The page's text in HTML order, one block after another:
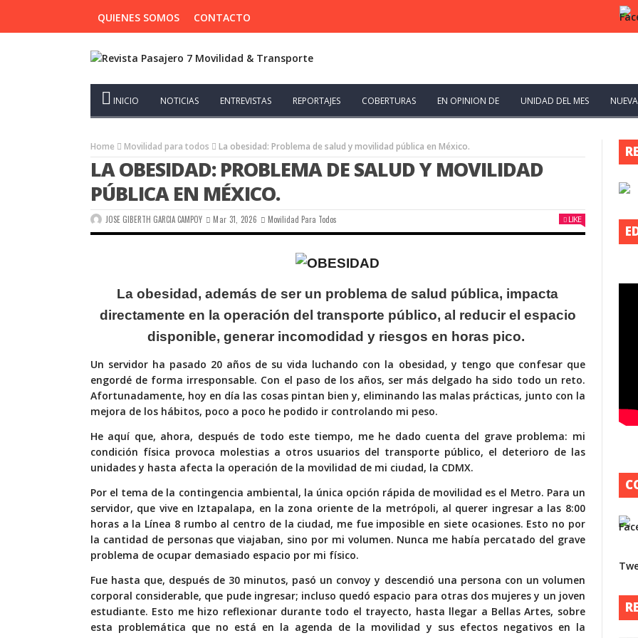
QUIENES SOMOS CONTACTO
INICIO NOTICIAS ENTREVISTAS REPORTAJES COBERTURAS EN OPINION DE UNIDAD DEL MES
Home Movilidad para todos La obesidad: Problema de salud y movilidad pública en México.
LA OBESIDAD: PROBLEMA DE SALUD Y MOVILIDAD
PÚBLICA EN MÉXICO.
JOSE GIBERTH GARCIA CAMPOY Mar 31, 2026 Movilidad Para Todos LIKE
La obesidad, además de ser un problema de salud pública, impacta
directamente en la operación del transporte público, al reducir el espacio
disponible, generar incomodidad y riesgos en horas pico.
Un servidor ha pasado 20 años de su vida luchando con la obesidad, y tengo que confesar que
engordé de forma irresponsable. Con el paso de los años, ser más delgado ha sido todo un reto.
Afortunadamente, hoy en día las cosas pintan bien y, eliminando las malas prácticas, junto con la
mejora de los hábitos, poco a poco he podido ir controlando mi peso.
He aquí que, ahora, después de todo este tiempo, me he dado cuenta del grave problema: mi
condición física provoca molestias a otros usuarios del transporte público, el deterioro de las
unidades y hasta afecta la operación de la movilidad de mi ciudad, la CDMX.
Por el tema de la contingencia ambiental, la única opción rápida de movilidad es el Metro. Para un
servidor, que vive en Iztapalapa, en la zona oriente de la metrópoli, al querer ingresar a las 8:00
horas a la Línea 8 rumbo al centro de la ciudad, me fue imposible en siete ocasiones. Esto no por
la cantidad de personas que viajaban, sino por mi volumen. Nunca me había percatado del grave
problema de ocupar demasiado espacio por mi físico.
Fue hasta que, después de 30 minutos, pasó un convoy y descendió una persona con un volumen
corporal considerable, que pude ingresar; incluso quedó espacio para otras dos mujeres y un joven
estudiante. Esto me hizo reflexionar durante todo el trayecto, hasta llegar a Bellas Artes, sobre
esta problemática que no está en la agenda de la movilidad y sus efectos negativos en la